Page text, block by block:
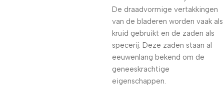
De draadvormige vertakkingen
van de bladeren worden vaak als
kruid gebruikt en de zaden als
specerij. Deze zaden staan al
eeuwenlang bekend om de
geneeskrachtige
eigenschappen.